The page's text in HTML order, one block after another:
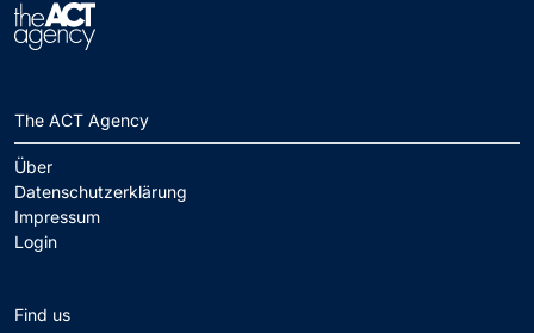
The ACT Agency
Über
Datenschutzerklärung
Impressum
Login
Find us